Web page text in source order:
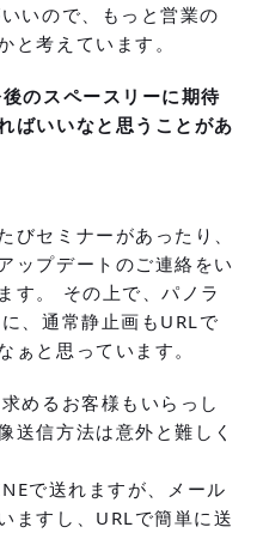
いので、もっと営業の
と考えています。
のスペースリーに期待
ばいいなと思うことがあ
びセミナーがあったり、
ップデートのご連絡をい
す。 その上で、パノラ
、通常静止画もURLで
ぁと思っています。
めるお客様もいらっし
送信方法は意外と難しく
で送れますが、メール
ますし、URLで簡単に送